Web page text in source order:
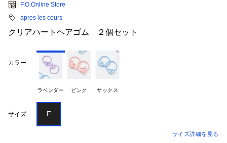
F.O.Online Store
apres les cours
クリアハートヘアゴム ２個セット
カラー
ラベンダー ピンク サックス
サイズ F
サイズ詳細を見る